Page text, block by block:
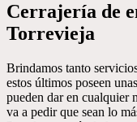
Cerrajería de
Torrevieja
Brindamos tanto
estos últimos poseen
pueden dar en cualquier
va a pedir que sean lo